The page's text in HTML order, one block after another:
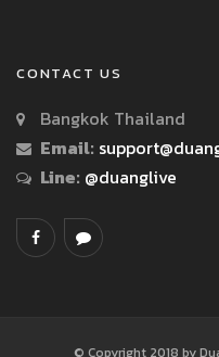
CONTACT US
Bangkok Thailand
Email:
Line: @duanglive
© Copyright 2018 by